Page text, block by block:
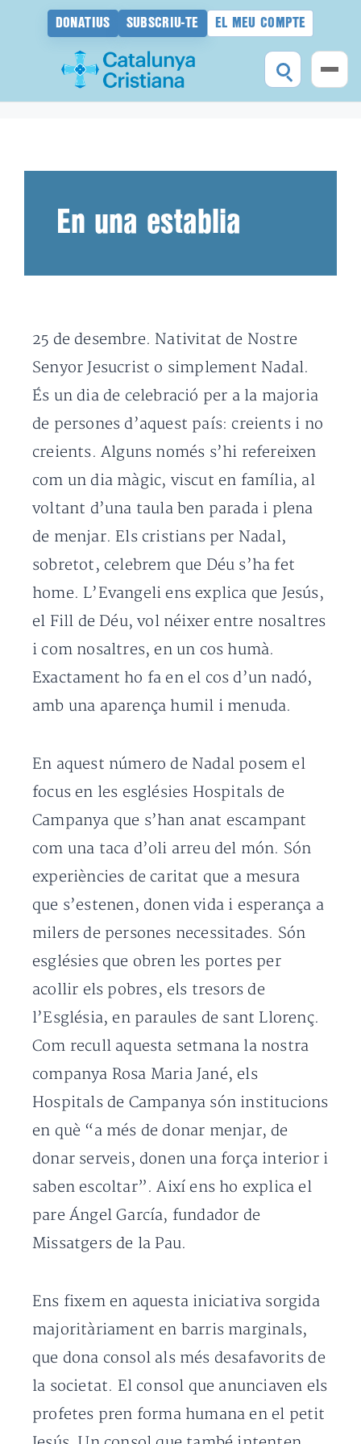
DONATIUS SUBSCRIU-TE EL MEU COMPTE
En una establia
25 de desembre. Nativitat de Nostre
Senyor Jesucrist o simplement Nadal.
És un dia de celebració per a la majoria
de persones d’aquest país: creients i no
creients. Alguns només s’hi refereixen
com un dia màgic, viscut en família, al
voltant d’una taula ben parada i plena
de menjar. Els cristians per Nadal,
sobretot, celebrem que Déu s’ha fet
home. L’Evangeli ens explica que Jesús,
el Fill de Déu, vol néixer entre nosaltres
i com nosaltres, en un cos humà.
Exactament ho fa en el cos d’un nadó,
amb una aparença humil i menuda.
En aquest número de Nadal posem el
focus en les esglésies Hospitals de
Campanya que s’han anat escampant
com una taca d’oli arreu del món. Són
experiències de caritat que a mesura
que s’estenen, donen vida i esperança a
milers de persones necessitades. Són
esglésies que obren les portes per
acollir els pobres, els tresors de
l’Església, en paraules de sant Llorenç.
Com recull aquesta setmana la nostra
companya Rosa Maria Jané, els
Hospitals de Campanya són institucions
en què “a més de donar menjar, de
donar serveis, donen una força interior i
saben escoltar”. Així ens ho explica el
pare Ángel García, fundador de
Missatgers de la Pau.
Ens fixem en aquesta iniciativa sorgida
majoritàriament en barris marginals,
que dona consol als més desafavorits de
la societat. El consol que anunciaven els
profetes pren forma humana en el petit